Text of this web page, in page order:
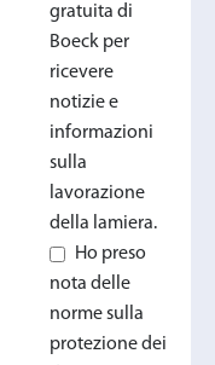
gratuita di
Boeck per
ricevere
notizie e
informazioni
sulla
lavorazione
della lamiera.
Ho preso
nota delle
norme sulla
protezione dei